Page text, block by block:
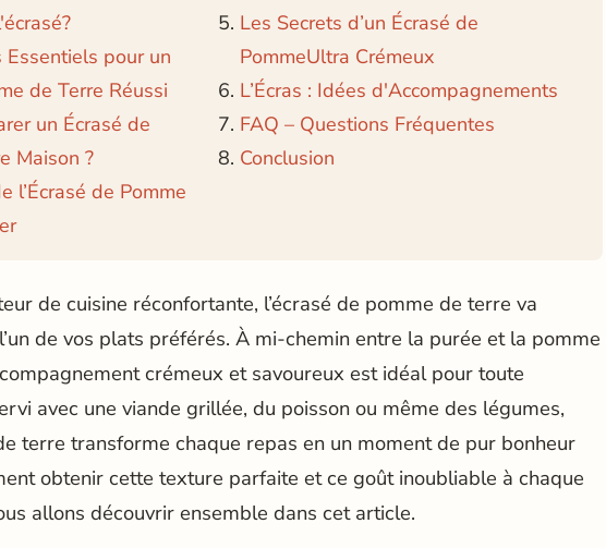
pour un
de Terre Réussi
un Écrasé de
Maison ?
l’Écrasé de Pomme
Les Secrets d’un Écrasé de
PommeUltra Crémeux
L’Écras : Idées d'Accompagnements
FAQ – Questions Fréquentes
Conclusion
de cuisine réconfortante, l’écrasé de pomme de terre va
de vos plats préférés. À mi-chemin entre la purée et la pomme
crémeux et savoureux est idéal pour toute
avec une viande grillée, du poisson ou même des légumes,
terre transforme chaque repas en un moment de pur bonheur
obtenir cette texture parfaite et ce goût inoubliable à chaque
allons découvrir ensemble dans cet article.